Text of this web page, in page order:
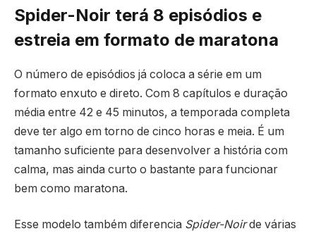
Spider-Noir terá 8 episódios e
estreia em formato de maratona
O número de episódios já coloca a série em um
formato enxuto e direto. Com 8 capítulos e duração
média entre 42 e 45 minutos, a temporada completa
deve ter algo em torno de cinco horas e meia. É um
tamanho suficiente para desenvolver a história com
calma, mas ainda curto o bastante para funcionar
bem como maratona.
Esse modelo também diferencia Spider-Noirde várias